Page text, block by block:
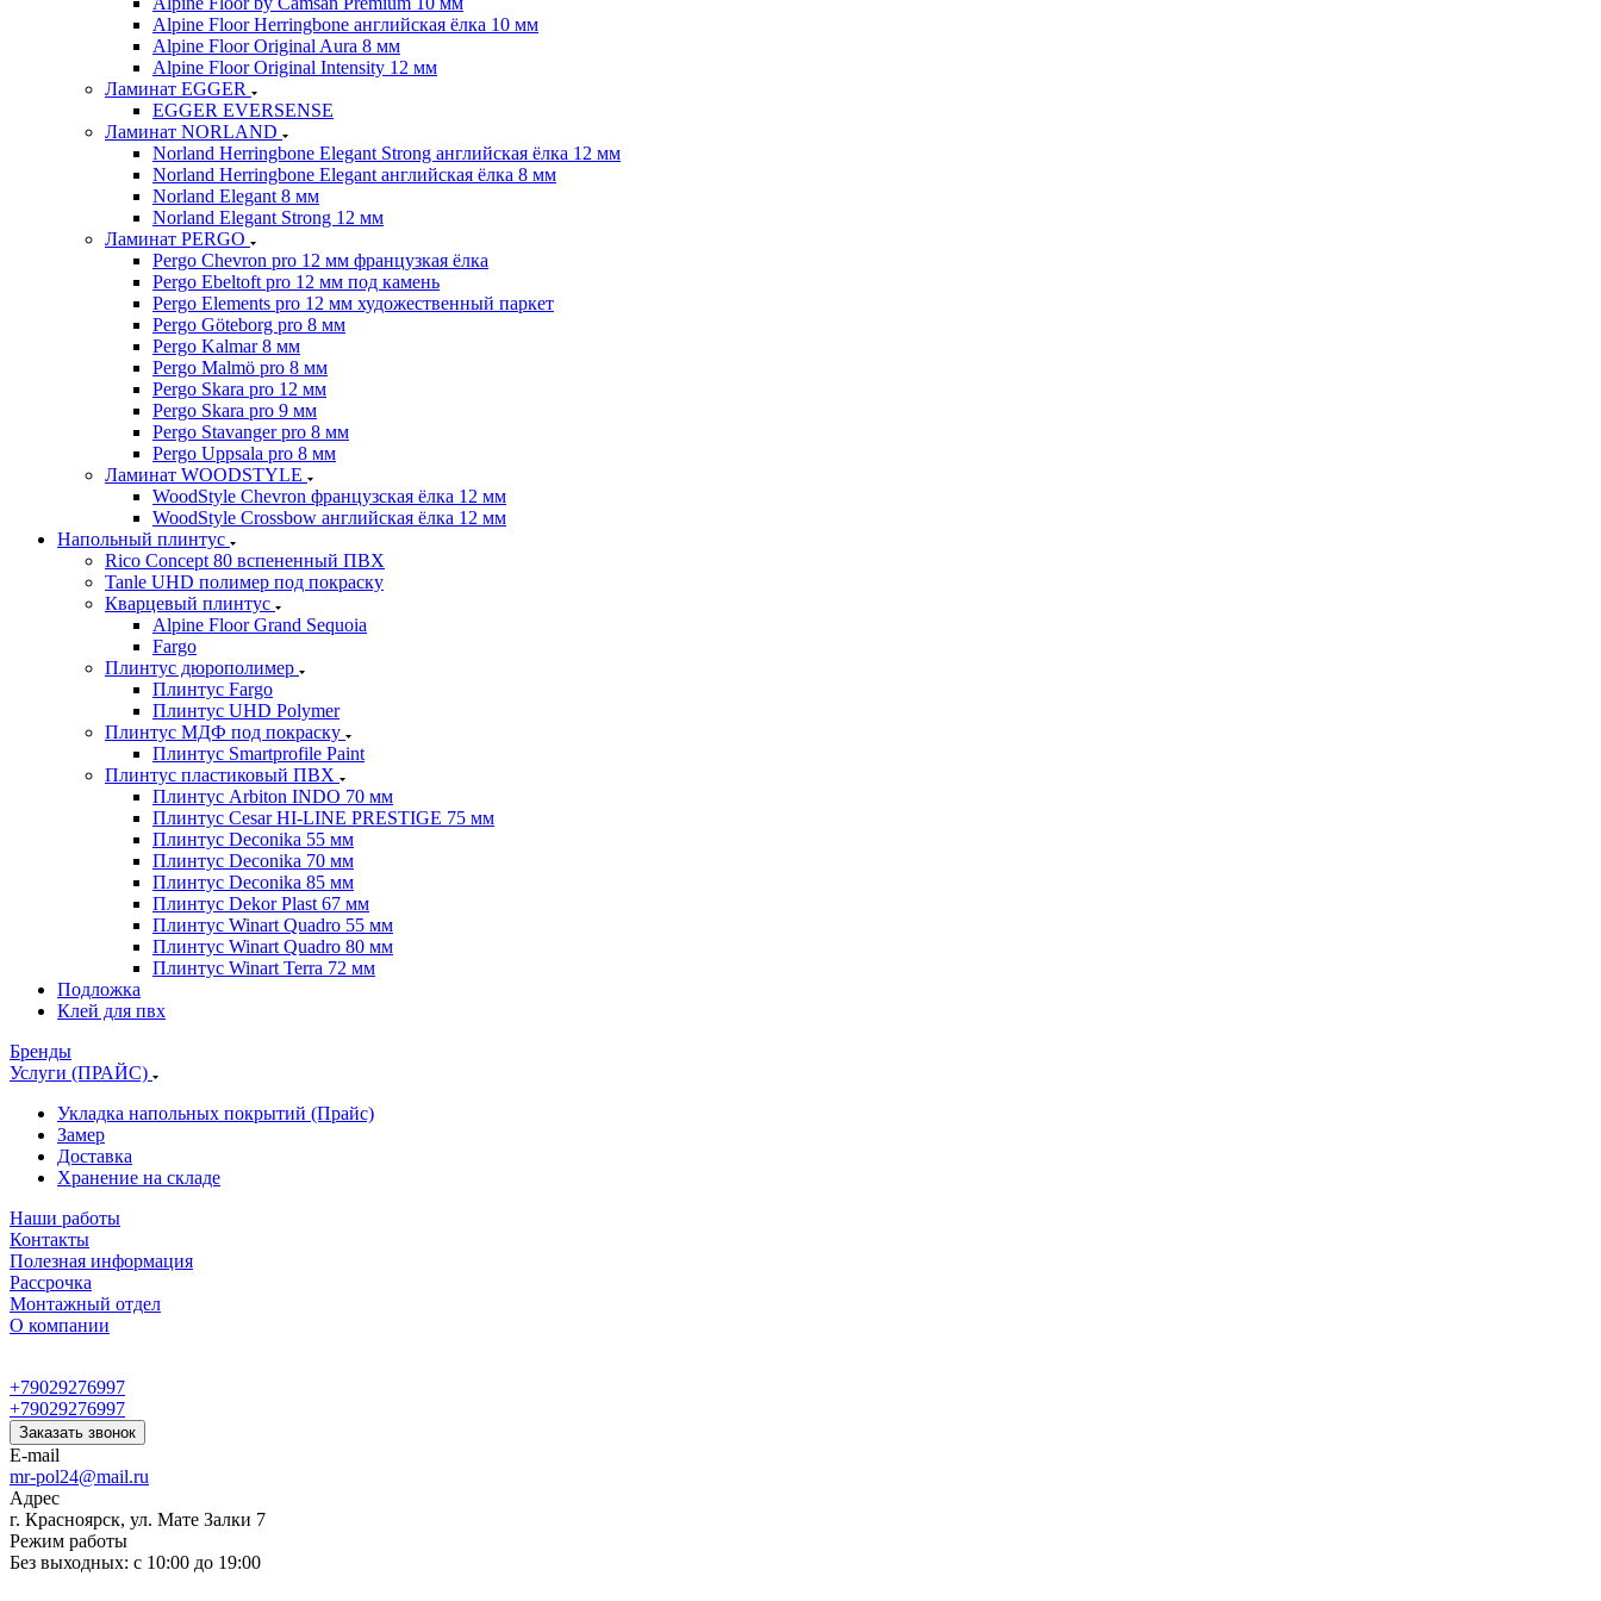
Alpine Floor Herringbone английская ёлка 10 мм
Alpine Floor Original Aura 8 мм
Alpine Floor Original Intensity 12 мм
Ламинат EGGER
EGGER EVERSENSE
Ламинат NORLAND
Norland Herringbone Elegant Strong английская ёлка 12 мм
Norland Herringbone Elegant английская ёлка 8 мм
Norland Elegant 8 мм
Norland Elegant Strong 12 мм
Ламинат PERGO
Pergo Chevron pro 12 мм французкая ёлка
Pergo Ebeltoft pro 12 мм под камень
Pergo Elements pro 12 мм художественный паркет
Pergo Göteborg pro 8 мм
Pergo Kalmar 8 мм
Pergo Malmö pro 8 мм
Pergo Skara pro 12 мм
Pergo Skara pro 9 мм
Pergo Stavanger pro 8 мм
Pergo Uppsala pro 8 мм
Ламинат WOODSTYLE
WoodStyle Chevron французская ёлка 12 мм
WoodStyle Crossbow английская ёлка 12 мм
Напольный плинтус
Rico Concept 80 вспененный ПВХ
Tanle UHD полимер под покраску
Кварцевый плинтус
Alpine Floor Grand Sequoia
Fargo
Плинтус дюрополимер
Плинтус Fargo
Плинтус UHD Polymer
Плинтус МДФ под покраску
Плинтус Smartprofile Paint
Плинтус пластиковый ПВХ
Плинтус Arbiton INDO 70 мм
Плинтус Cesar HI-LINE PRESTIGE 75 мм
Плинтус Deconika 55 мм
Плинтус Deconika 70 мм
Плинтус Deconika 85 мм
Плинтус Dekor Plast 67 мм
Плинтус Winart Quadro 55 мм
Плинтус Winart Quadro 80 мм
Плинтус Winart Terra 72 мм
Подложка
Клей для пвх
Бренды
Услуги (ПРАЙС)
Укладка напольных покрытий (Прайс)
Замер
Доставка
Хранение на складе
Наши работы
Контакты
Полезная информация
Рассрочка
Монтажный отдел
О компании
+79029276997
+79029276997
Заказать звонок
E-mail
mr-pol24@mail.ru
Адрес
г. Красноярск, ул. Мате Залки 7
Режим работы
Без выходных: с 10:00 до 19:00